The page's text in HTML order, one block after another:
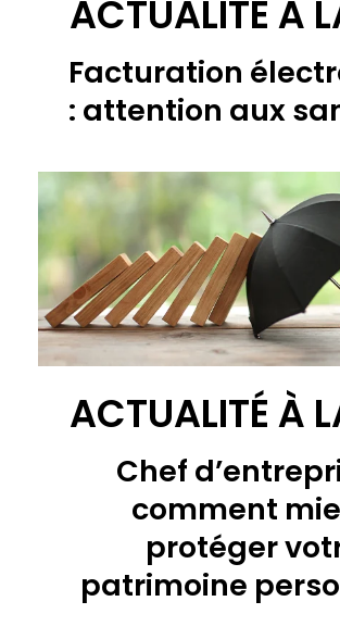
ACTUALITÉ À
Facturation
: attention aux
ACTUALITÉ À
Chef
comment
protéger
patrimoine